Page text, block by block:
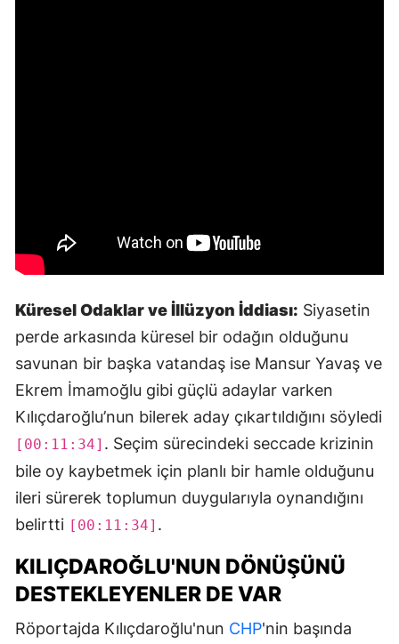
Küresel Odaklar ve İllüzyon İddiası: Siyasetin
perde arkasında küresel bir odağın olduğunu
savunan bir başka vatandaş ise Mansur Yavaş ve
Ekrem İmamoğlu gibi güçlü adaylar varken
Kılıçdaroğlu’nun bilerek aday çıkartıldığını söyledi
[00:11:34] . Seçim sürecindeki seccade krizinin
bile oy kaybetmek için planlı bir hamle olduğunu
ileri sürerek toplumun duygularıyla oynandığını
belirtti [00:11:34] .
KILIÇDAROĞLU'NUN DÖNÜŞÜNÜ
DESTEKLEYENLER DE VAR
Röportajda Kılıçdaroğlu'nun CHP'nin başında